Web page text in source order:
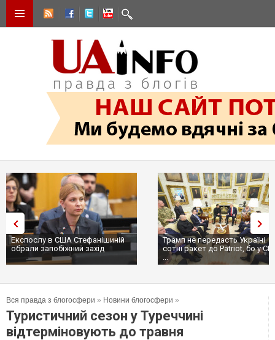
Експослу в США Стефанішиній
обрали запобіжний захід
Трамп не передасть Україні
сотні ракет до Patriot, бо у
...
Вся правда з блогосфери » Новини блогосфери »
Туристичний сезон у Туреччині
відтерміновують до травня